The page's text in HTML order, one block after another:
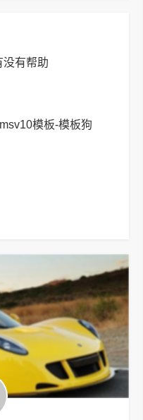
没有帮助
模板-模板狗